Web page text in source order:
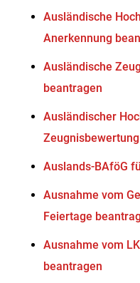
Ausländische
Anerkennung
Ausländische
beantragen
Ausländischer
Auslands-BAföG
Ausnahme vom
Feiertage
Ausnahme vom
beantragen